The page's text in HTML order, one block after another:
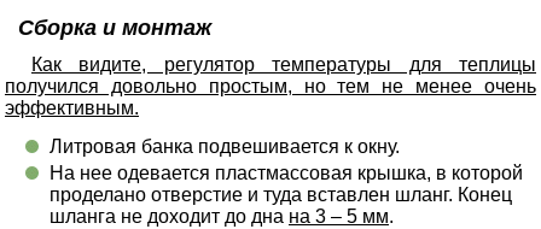
Сборка и монтаж
Как видите, регулятор температуры для теплицы
получился довольно простым, но тем не менее очень
эффективным.
Литровая банка подвешивается к окну.
На нее одевается пластмассовая крышка, в которой
проделано отверстие и туда вставлен шланг. Конец
шланга не доходит до дна на 3 – 5 мм.